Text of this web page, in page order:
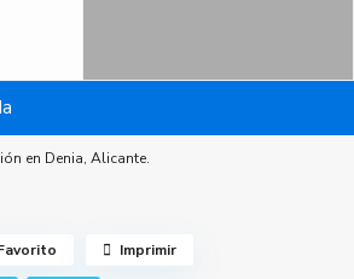
en Denia, Alicante.
Imprimir